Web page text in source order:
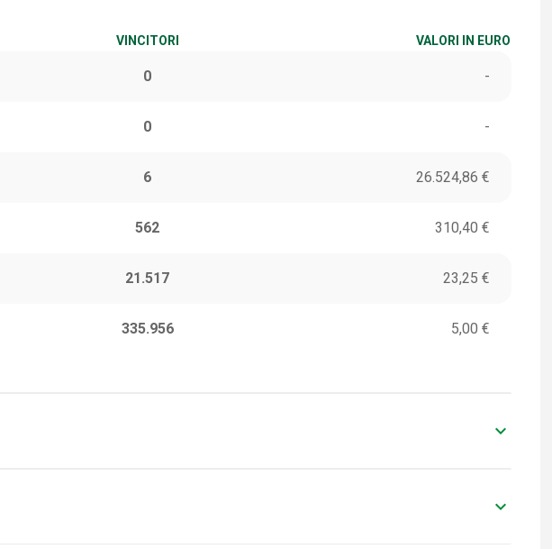
VINCITORI VALORI IN EURO
0 -
0 -
6 26.524,86 €
562 310,40 €
21.517 23,25 €
335.956 5,00 €
keyboard_arrow_down
keyboard_arrow_down